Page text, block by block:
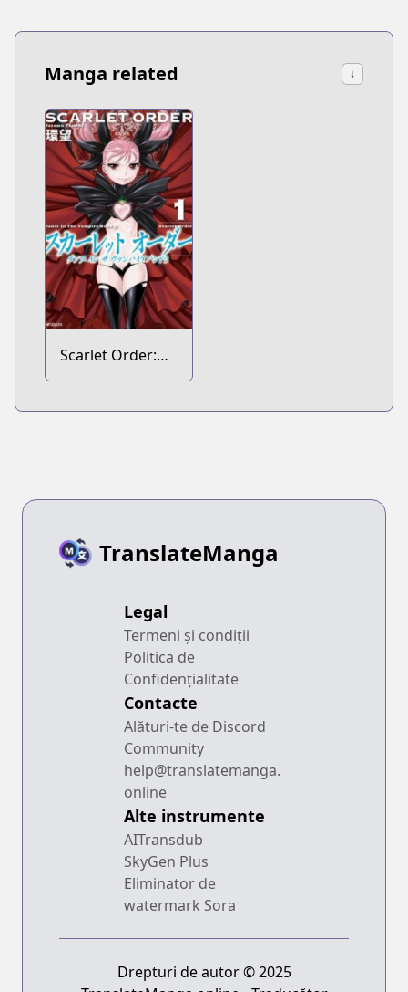
Manga related ↓
Scarlet Order:
Dance in the
TranslateManga
Legal
Termeni și condiții
Politica de
Confidențialitate
Contacte
Alături-te de Discord
Community
help@translatemanga.
online
Alte instrumente
AITransdub
SkyGen Plus
Eliminator de
watermark Sora
Drepturi de autor © 2025